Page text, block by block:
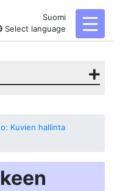
Suomi
Select language
Kuvien hallinta